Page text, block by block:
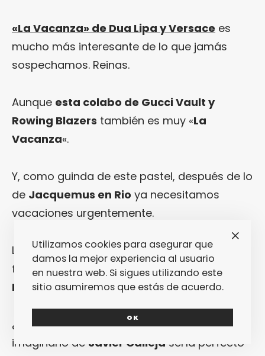
«La Vacanza» de Dua Lipa y Versace es
mucho más interesante de lo que jamás
sospechamos. Reinas.
Aunque esta colabo de Gucci Vault y
Rowing Blazers también es muy «La
Vacanza«.
Y, como guinda de este pastel, después de lo
de Jacquemus en Rio ya necesitamos
vacaciones urgentemente.
La semana empezó bien arribísima de
fantasía gracias aesto de Charles Jeffrey
Loverboy.
¿Siempre pensaste que el adorable
imaginario de Javier Calleja sería perfecto
Utilizamos cookies para asegurar que
damos la mejor experiencia al usuario
en nuestra web. Si sigues utilizando este
sitio asumiremos que estás de acuerdo.
OK